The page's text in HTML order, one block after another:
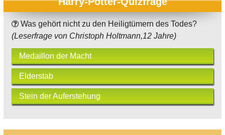
Was gehört nicht zu den Heiligtümern des Todes?
(Leserfrage von Christoph Holtmann,12 Jahre)
Medaillon der Macht
Elderstab
Stein der Auferstehung